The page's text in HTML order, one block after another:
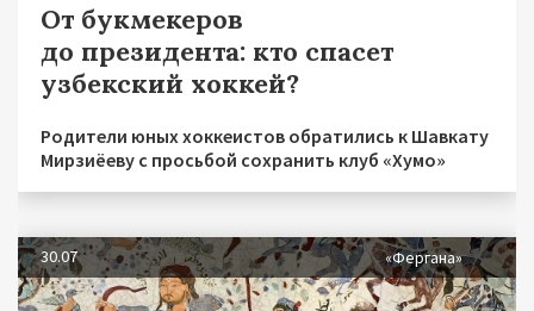
От букмекеров
до президента: кто спасет
узбекский хоккей?
Родители юных хоккеистов обратились к Шавкату
Мирзиёеву с просьбой сохранить клуб «Хумо»
30.07 «Фергана»